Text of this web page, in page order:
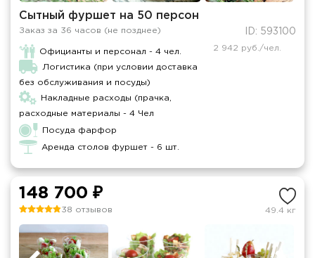
Сытный фуршет на 50 персон
Заказ за 36 часов (не позднее) ID: 593100
Официанты и персонал - 4 чел.
Логистика (при условии доставка
без обслуживания и посуды)
Накладные расходы (прачка,
расходные материалы - 4 Чел
Посуда фарфор
Аренда столов фуршет - 6 шт.
2 942 руб./чел.
148 700 ₽
38 отзывов 49.4 кг